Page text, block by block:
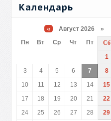
Календарь
« Август 2026 »
Пн
Вт Ср Чт Пт Сб
1
3
4 5 6 7 8
10
11 12 13 14 15
17
18 19 20 21 22
24
25 26 27 28 29